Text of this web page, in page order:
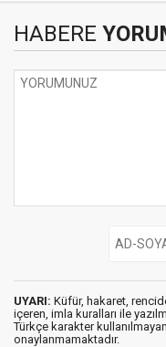
HABERE
UYARI: Küfür, hakaret,
içeren, imla kuralları ile
Türkçe karakter
onaylanmamaktadır.